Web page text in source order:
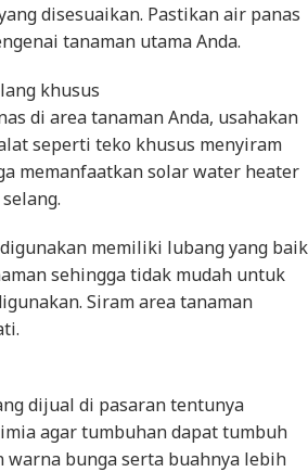
disesuaikan. Pastikan air panas
tanaman utama Anda.
khusus
di area tanaman Anda, usahakan
seperti teko khusus menyiram
memanfaatkan solar water heater
memiliki lubang yang baik
sehingga tidak mudah untuk
Siram area tanaman
dijual di pasaran tentunya
agar tumbuhan dapat tumbuh
warna bunga serta buahnya lebih